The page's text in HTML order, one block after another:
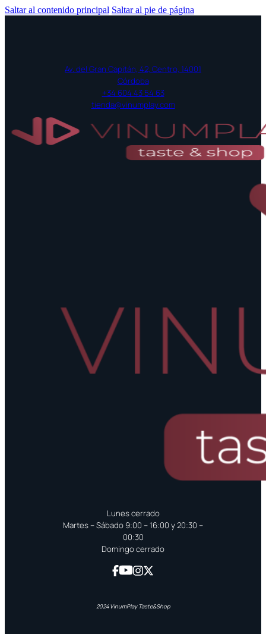
Saltar al contenido principal Saltar al pie de página
Av. del Gran Capitán, 42, Centro, 14001
Córdoba
+34 604 43 54 63
tienda@vinumplay.com
Lunes cerrado
Martes – Sábado 9:00 – 16:00 y 20:30 –
00:30
Domingo cerrado
2024 VinumPlay Taste&Shop